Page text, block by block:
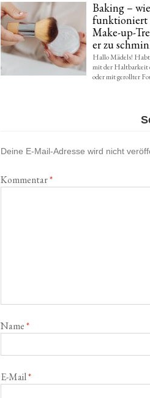
Baking – wie
funktioniert
Make-up-
er zu
Hallo Mädels!
mit der Haltbarkeit
oder mit gerollter
Deine E-Mail-Adresse wird nicht
Kommentar*
Name*
E-Mail*